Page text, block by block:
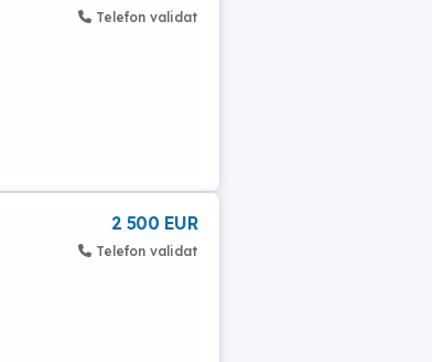
Telefon validat
2 500 EUR
Telefon validat